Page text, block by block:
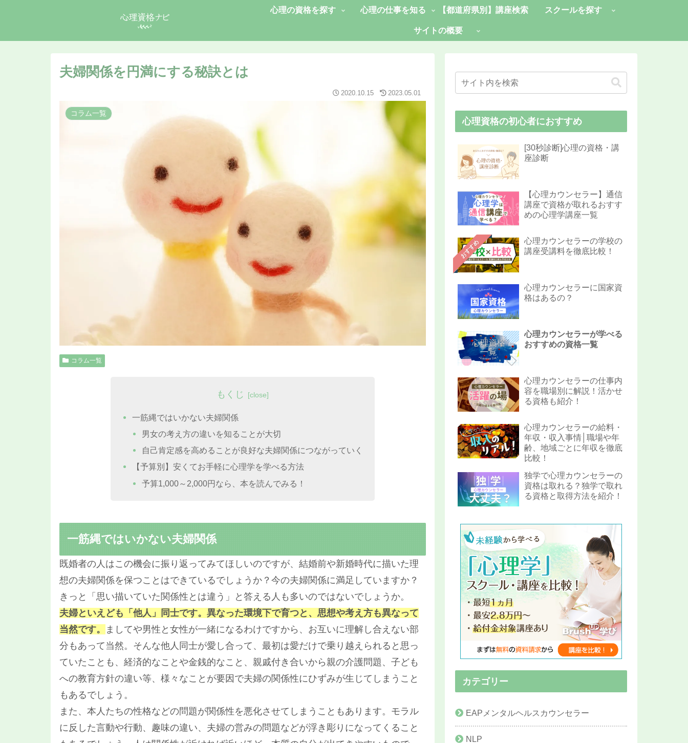
心理の資格を探す 心理の仕事を知る 【都道府県別】講座検索 スクールを探す
サイトの概要
夫婦関係を円満にする秘訣とは
2020.10.15 2023.05.01
コラム一覧
コラム一覧
もくじ
一筋縄ではいかない夫婦関係
男女の考え方の違いを知ることが大切
自己肯定感を高めることが良好な夫婦関係につながっていく
【予算別】安くてお手軽に心理学を学べる方法
予算1,000～2,000円なら、本を読んでみる！
一筋縄ではいかない夫婦関係
既婚者の人はこの機会に振り返ってみてほしいのですが、結婚前や新婚時代に描いた理
想の夫婦関係を保つことはできているでしょうか？今の夫婦関係に満足していますか？
きっと「思い描いていた関係性とは違う」と答える人も多いのではないでしょうか。
夫婦といえども「他人」同士です。異なった環境下で育つと、思想や考え方も異なって
当然です。
ましてや男性と女性が一緒になるわけですから、お互いに理解し合えない部
分もあって当然。そんな他人同士が愛し合って、最初は愛だけで乗り越えられると思っ
ていたことも、経済的なことや金銭的なこと、親戚付き合いから親の介護問題、子ども
への教育方針の違い等、様々なことが要因で夫婦の関係性にひずみが生じてしまうこと
もあるでしょう。
また、本人たちの性格などの問題が関係性を悪化させてしまうこともあります。モラル
に反した言動や行動、趣味の違い、夫婦の営みの問題などが浮き彫りになってくること
心理資格の初心者におすすめ
[30秒診断]心理の資格・講
座診断
【心理カウンセラー】通信
講座で資格が取れるおすす
めの心理学講座一覧
おすすめ
心理カウンセラーの学校の
講座受講料を徹底比較！
心理カウンセラーに国家資
格はあるの？
心理カウンセラーが学べる
おすすめの資格一覧
心理カウンセラーの仕事内
容を職場別に解説！活かせ
る資格も紹介！
心理カウンセラーの給料・
年収・収入事情│職場や年
齢、地域ごとに年収を徹底
比較！
独学で心理カウンセラーの
資格は取れる？独学で取れ
る資格と取得方法を紹介！
カテゴリー
EAPメンタルヘルスカウンセラー
NLP